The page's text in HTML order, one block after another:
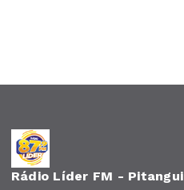
Rádio Líder FM - Pitangui